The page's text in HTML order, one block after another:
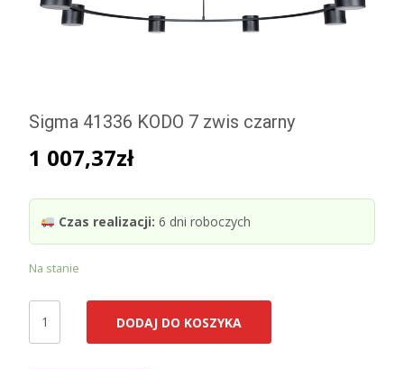
Sigma 41336 KODO 7 zwis czarny
1 007,37zł
Czas realizacji: 6 dni roboczych
Na stanie
DODAJ DO KOSZYKA